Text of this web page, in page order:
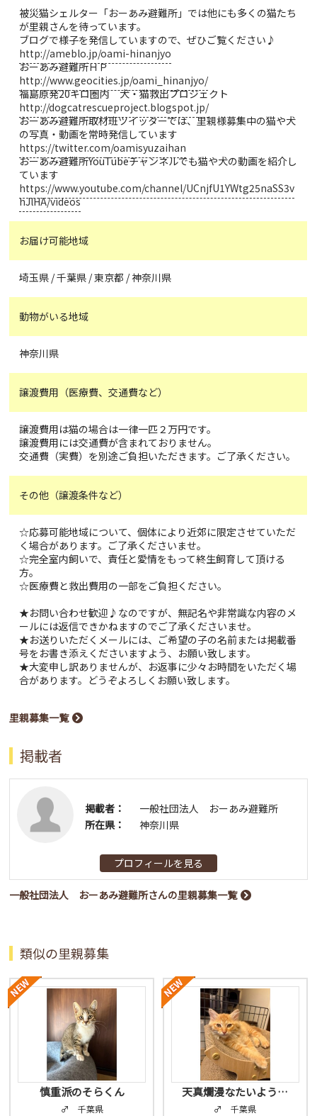
被災猫シェルター「おーあみ避難所」では他にも多くの猫たち
が里親さんを待っています。
ブログで様子を発信していますので、ぜひご覧ください♪
http://ameblo.jp/oami-hinanjyo
おーあみ避難所ＨＰ
http://www.geocities.jp/oami_hinanjyo/
福島原発20キロ圏内 犬・猫救出プロジェクト
http://dogcatrescueproject.blogspot.jp/
おーあみ避難所取材班ツイッターでは、里親様募集中の猫や犬
の写真・動画を常時発信しています
https://twitter.com/oamisyuzaihan
おーあみ避難所YouTubeチャンネルでも猫や犬の動画を紹介し
ています
https://www.youtube.com/channel/UCnjfU1YWtg25naSS3v
hJlHA/videos
お届け可能地域
埼玉県 / 千葉県 / 東京都 / 神奈川県
動物がいる地域
神奈川県
譲渡費用（医療費、交通費など）
譲渡費用は猫の場合は一律一匹２万円です。
譲渡費用には交通費が含まれておりません。
交通費（実費）を別途ご負担いただきます。ご了承ください。
その他（譲渡条件など）
☆応募可能地域について、個体により近郊に限定させていただ
く場合があります。ご了承くださいませ。
☆完全室内飼いで、責任と愛情をもって終生飼育して頂ける
方。
☆医療費と救出費用の一部をご負担ください。
★お問い合わせ歓迎♪なのですが、無記名や非常識な内容のメ
ールには返信できかねますのでご了承くださいませ。
★お送りいただくメールには、ご希望の子の名前または掲載番
号をお書き添えくださいますよう、お願い致します。
★大変申し訳ありませんが、お返事に少々お時間をいただく場
合があります。どうぞよろしくお願い致します。
里親募集一覧
掲載者
掲載者：
一般社団法人 おーあみ避難所
所在県：
神奈川県
プロフィールを見る
一般社団法人 おーあみ避難所さんの里親募集一覧
類似の里親募集
慎重派のそらくん
♂ 千葉県
天真爛漫なたいよう…
♂ 千葉県